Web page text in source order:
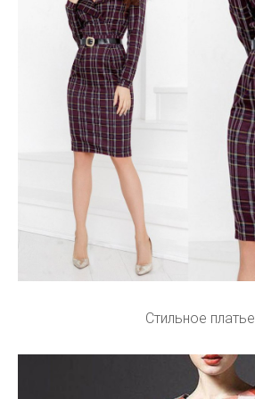
Стильное платье